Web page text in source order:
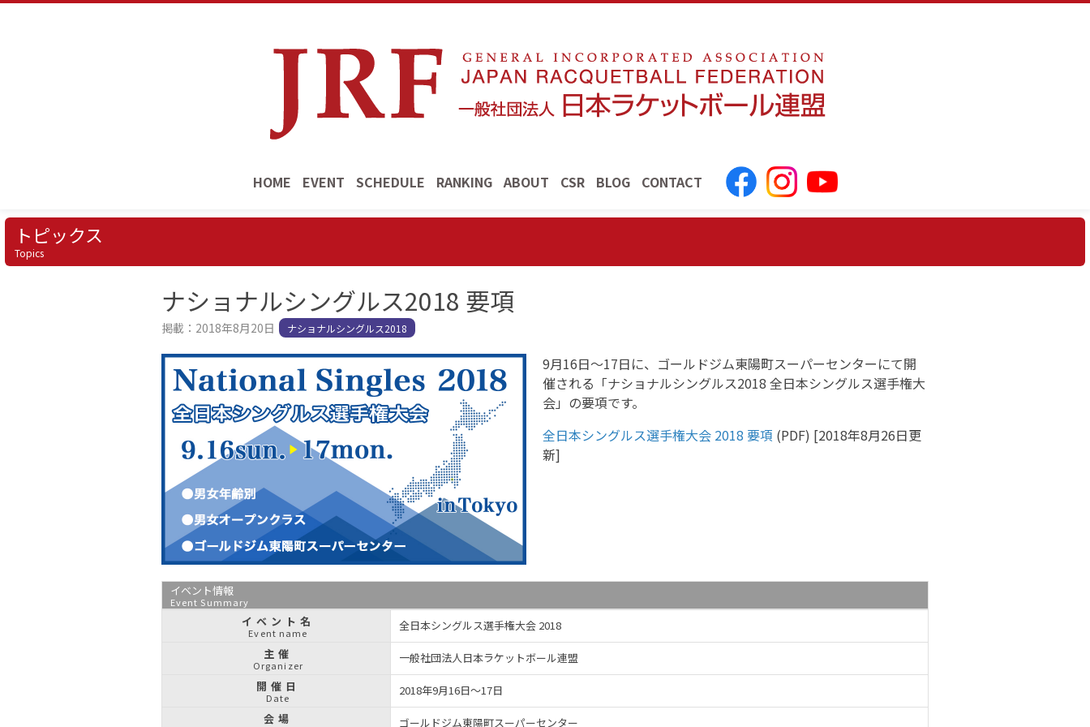
HOME EVENT SCHEDULE RANKING ABOUT CSR BLOG CONTACT
トピックス
Topics
ナショナルシングルス2018 要項
掲載：2018年8月20日 ナショナルシングルス2018
9月16日〜17日に、ゴールドジム東陽町スーパーセンターにて開
催される「ナショナルシングルス2018 全日本シングルス選手権大
会」の要項です。
全日本シングルス選手権大会 2018 要項 (PDF) [2018年8月26日更
新]
イベント情報
Event Summary
イベント名
Event name
全日本シングルス選手権大会 2018
主催
Organizer
一般社団法人日本ラケットボール連盟
開催日
Date
2018年9月16日〜17日
会場
ゴールドジム東陽町スーパーセンター